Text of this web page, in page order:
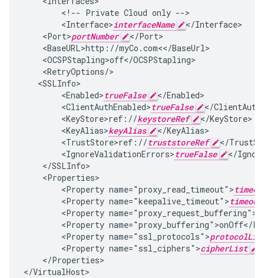
        <!-- Private Cloud only -->
        <Interface>
interfaceName
</Interface>
    <Port>
portNumber
</Port>
    <BaseURL>http://myCo.com<</BaseUrl>
    <OCSPStapling>off</OCSPStapling>
    <RetryOptions/>
   <SSLInfo>
        <Enabled>
trueFalse
</Enabled>
        <ClientAuthEnabled>
trueFalse
</
        <KeyStore>ref://
keystoreRef
</KeyStore>
        <KeyAlias>
keyAlias
</KeyAlias>
        <TrustStore>ref://
truststoreRef
</
        <IgnoreValidationErrors>
trueFalse
</
    </SSLInfo>
    <Properties>
        <Property name="proxy_read_timeout">
        <Property name="keepalive_timeout">
timeout
        <Property name="proxy_request_buffering">
<Property name="proxy_buffering">onOff</
        <Property name="ssl_protocols">
        <Property name="ssl_ciphers">
cipherList
    </Properties>
</VirtualHost>